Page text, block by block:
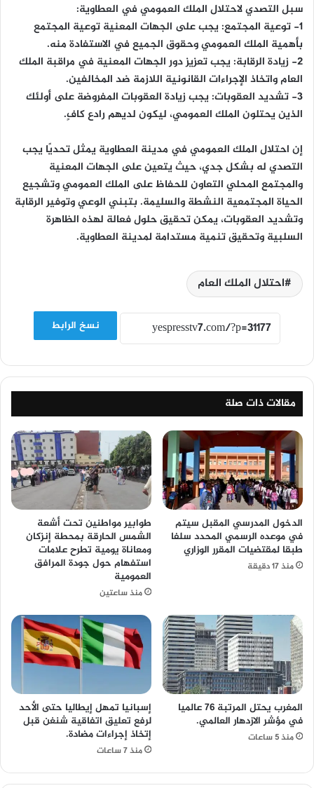
سبل التصدي لاحتلال الملك العمومي في العطاوية:
1- توعية المجتمع: يجب على الجهات المعنية توعية المجتمع
بأهمية الملك العمومي وحقوق الجميع في الاستفادة منه.
2- زيادة الرقابة: يجب تعزيز دور الجهات المعنية في مراقبة الملك
العام واتخاذ الإجراءات القانونية اللازمة ضد المخالفين.
3- تشديد العقوبات: يجب زيادة العقوبات المفروضة على أولئك
الذين يحتلون الملك العمومي، ليكون لديهم رادع كافٍ.
إن احتلال الملك العمومي في مدينة العطاوية يمثل تحديًا يجب
التصدي له بشكل جدي، حيث يتعين على الجهات المعنية
والمجتمع المحلي التعاون للحفاظ على الملك العمومي وتشجيع
الحياة المجتمعية النشطة والسليمة. بتبني الوعي وتوفير الرقابة
وتشديد العقوبات، يمكن تحقيق حلول فعالة لهذه الظاهرة
السلبية وتحقيق تنمية مستدامة لمدينة العطاوية.
احتلال الملك العام
نسخ الرابط
مقالات ذات صلة
الدخول المدرسي المقبل سیتم
في موعده الرسمي المحدد سلفا
طبقا لمقتضیات المقرر الوزاري
منذ 17 دقيقة
طوابير مواطنين تحت أشعة
الشمس الحارقة بمحطة إنزكان
ومعاناة يومية تطرح علامات
استفهام حول جودة المرافق
العمومية
منذ ساعتين
المغرب يحتل المرتبة 76 عالميا
في مؤشر الازدهار العالمي.
منذ 5 ساعات
إسبانيا تمهل إيطاليا حتى الأحد
لرفع تعليق اتفاقية شنغن قبل
إتخاذ إجراءات مضادة.
منذ 7 ساعات